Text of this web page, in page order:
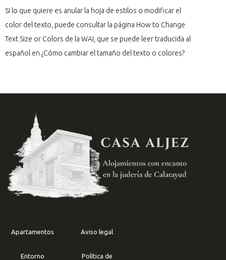
Si lo que quiere es anular la hoja de estilos o modificar el
color del texto, puede consultar la página How to Change
Text Size or Colors de la WAI, que se puede leer traducida al
español en ¿Cómo cambiar el tamaño del texto o colores?
Apartamentos
Entorno
Aviso legal
Política de